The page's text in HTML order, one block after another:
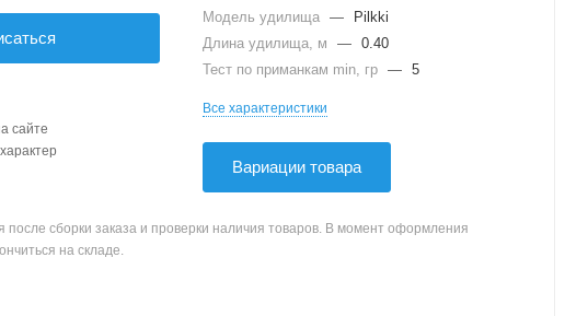
сайте
Модель удилища —
Pilkki
Длина удилища, м
— 0.40
Тест по приманкам min, гр — 5
Все характеристики
Вариации товара
после сборки заказа и проверки наличия товаров. В момент оформления
на складе.